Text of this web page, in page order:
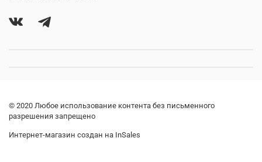
© 2020 Любое использование контента без письменного
разрешения запрещено
Интернет-магазин создан на InSales